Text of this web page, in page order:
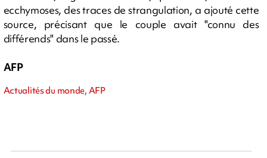
ecchymoses, des traces de strangulation, a ajouté cette
source, précisant que le couple avait "connu des
différends" dans le passé.
AFP
Actualités du monde, AFP